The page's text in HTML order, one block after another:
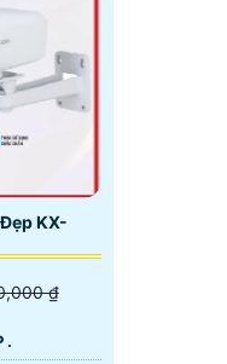
KX-
₫
.